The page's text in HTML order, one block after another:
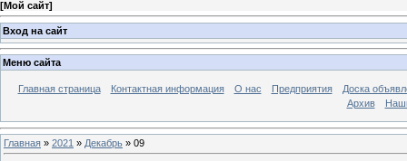
[Мой сайт]
Вход на сайт
Меню сайта
Главная страница Контактная информация О нас Предприятия
Доска
Архив
Главная » 2021 » Декабрь » 09